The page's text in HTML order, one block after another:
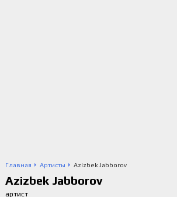
Главная Артисты Azizbek Jabborov
Azizbek Jabborov
артист